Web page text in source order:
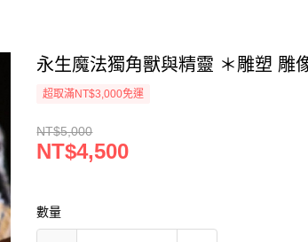
永生魔法獨角獸與精靈 ＊雕塑 雕
超取滿NT$3,000免運
NT$5,000
NT$4,500
數量